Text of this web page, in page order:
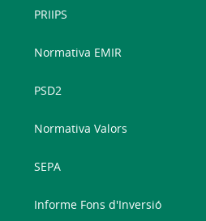
PRIIPS
Normativa EMIR
PSD2
Normativa Valors
SEPA
Informe Fons d'Inversió